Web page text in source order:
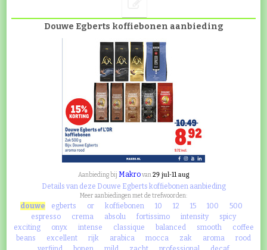
Douwe Egberts koffiebonen aanbieding
Aanbieding bij Makrovan29 jul-11 aug
Details van deze Douwe Egberts koffiebonen aanbieding
Meer aanbiedingen met de trefwoorden:
douwe egberts or koffiebonen 10 12 15 100
500
espresso
crema absolu fortissimo intensity
spicy
exciting
onyx intense classique balanced smooth
coffee
beans
excellent rijk arabica mocca zak aroma
rood